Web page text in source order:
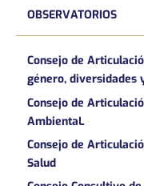
OBSERVATORIOS
Consejo de
género, diversidades
Consejo de
AmbientaL
Consejo de
Salud